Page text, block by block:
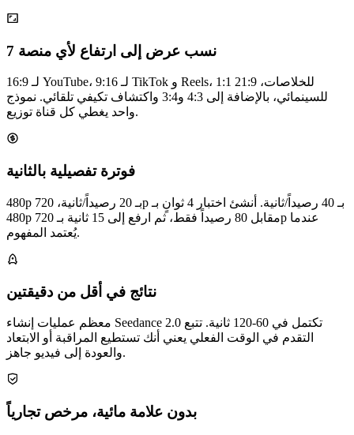
7 نسب عرض إلى ارتفاع لأي منصة
16:9 لـ YouTube، 9:16 لـ TikTok و Reels، 1:1 للخلاصات، 21:9
للسينمائي، بالإضافة إلى 4:3 و3:4 واكتشاف تكيفي تلقائي. نموذج
واحد يغطي كل قناة توزيع.
فوترة تفصيلية بالثانية
480p بـ 20 رصيداً/ثانية، 720p بـ 40 رصيداً/ثانية. أنشئ اختبار 4 ثوانٍ بـ
480p مقابل 80 رصيداً فقط، ثم ارفع إلى 15 ثانية بـ 720p عندما
يُعتمد المفهوم.
نتائج في أقل من دقيقتين
معظم عمليات إنشاء Seedance 2.0 تكتمل في 60-120 ثانية. تتبع
التقدم في الوقت الفعلي يعني أنك تستطيع المراقبة أو الابتعاد
والعودة إلى فيديو جاهز.
بدون علامة مائية، مرخص تجارياً